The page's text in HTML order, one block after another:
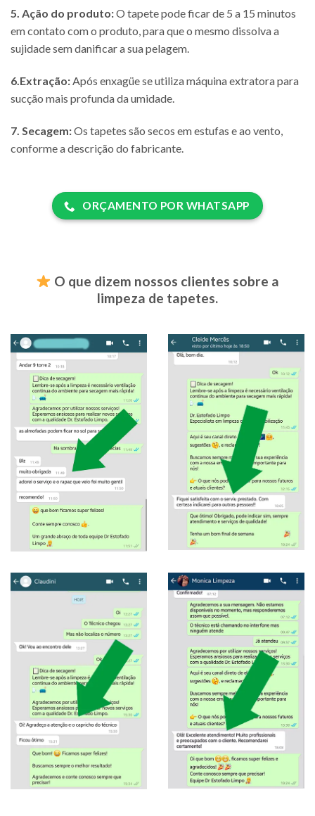
5. Ação do produto:O tapete pode ficar de 5 a 15 minutos
em contato com o produto, para que o mesmo dissolva a
sujidade sem danificar a sua pelagem.
6.Extração: Após enxagüe se utiliza máquina extratora para
sucção mais profunda da umidade.
7. Secagem:Os tapetes são secos em estufas e ao vento,
conforme a descrição do fabricante.
ORÇAMENTO POR WHATSAPP
O que dizem nossos clientes sobre a
limpeza de tapetes.